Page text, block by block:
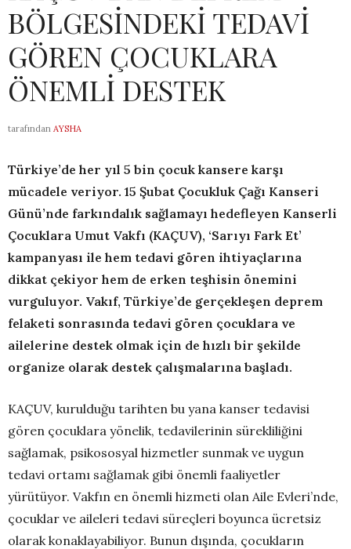
BÖLGESİNDEKİ TEDAVİ
GÖREN ÇOCUKLARA
ÖNEMLİ DESTEK
tarafından AYSHA
Türkiye’de her yıl 5 bin çocuk kansere karşı
mücadele veriyor. 15 Şubat Çocukluk Çağı Kanseri
Günü’nde farkındalık sağlamayı hedefleyen Kanserli
Çocuklara Umut Vakfı (KAÇUV), ‘Sarıyı Fark Et’
kampanyası ile hem tedavi gören ihtiyaçlarına
dikkat çekiyor hem de erken teşhisin önemini
vurguluyor. Vakıf, Türkiye’de gerçekleşen deprem
felaketi sonrasında tedavi gören çocuklara ve
ailelerine destek olmak için de hızlı bir şekilde
organize olarak destek çalışmalarına başladı.
KAÇUV, kurulduğu tarihten bu yana kanser tedavisi
gören çocuklara yönelik, tedavilerinin sürekliliğini
sağlamak, psikososyal hizmetler sunmak ve uygun
tedavi ortamı sağlamak gibi önemli faaliyetler
yürütüyor. Vakfın en önemli hizmeti olan Aile Evleri’nde,
çocuklar ve aileleri tedavi süreçleri boyunca ücretsiz
olarak konaklayabiliyor. Bunun dışında, çocukların